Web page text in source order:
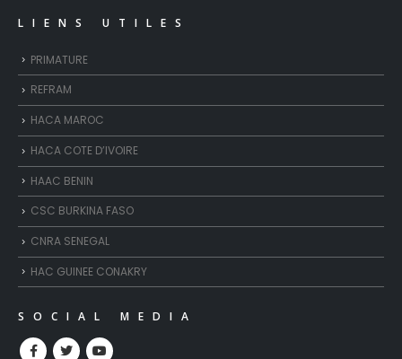
LIENS UTILES
PRIMATURE
REFRAM
HACA MAROC
HACA COTE D’IVOIRE
HAAC BENIN
CSC BURKINA FASO
CNRA SENEGAL
HAC GUINEE CONAKRY
SOCIAL MEDIA